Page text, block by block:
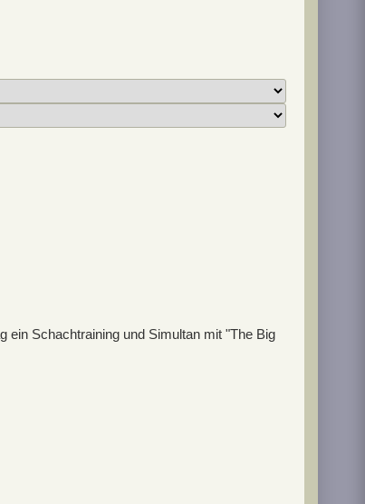
ein Schachtraining und Simultan mit "The Big